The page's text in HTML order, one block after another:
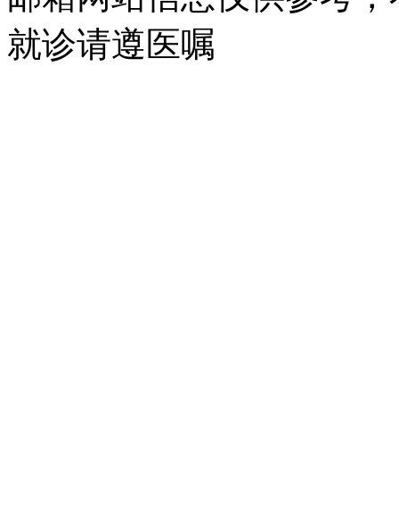
就诊请遵医嘱